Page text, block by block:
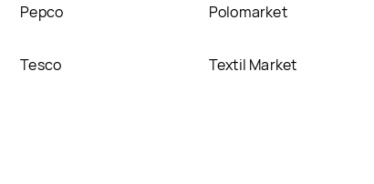
Pepco Polomarket
Tesco Textil Market